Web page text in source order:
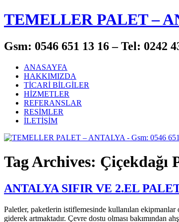
TEMELLER PALET –
Gsm: 0546 651 13 16 – Tel: 0242
ANASAYFA
HAKKIMIZDA
TİCARİ BİLGİLER
HİZMETLER
REFERANSLAR
RESİMLER
İLETİŞİM
Tag Archives: Çiçekdağı
ANTALYA SIFIR VE 2.EL
Paletler, paketlerin istiflemesinde kullanılan ekipmanlar
giderek artmaktadır. Çevre dostu olması bakımından